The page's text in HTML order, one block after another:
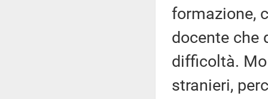
formazione,
docente che
difficoltà.
stranieri,